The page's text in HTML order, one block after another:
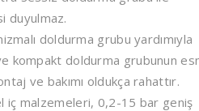
duyulmaz.
doldurma grubu yardımıyla
kompakt doldurma grubunun
ve bakımı oldukça rahattır.
iç malzemeleri, 0,2-15 bar geniş